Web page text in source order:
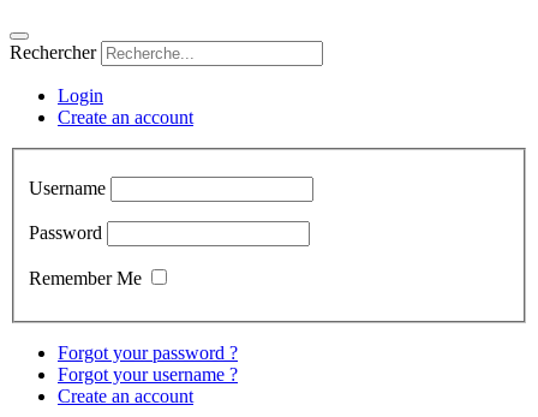
Rechercher
Login
Create an account
Username
Password
Remember Me
Forgot your password ?
Forgot your username ?
Create an account